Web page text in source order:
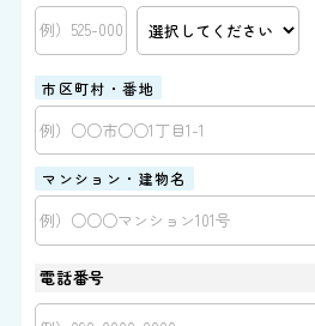
市区町村・番地
マンション・建物名
電話番号